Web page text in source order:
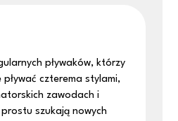
pływaków, którzy
czterema stylami,
zawodach i
szukają nowych